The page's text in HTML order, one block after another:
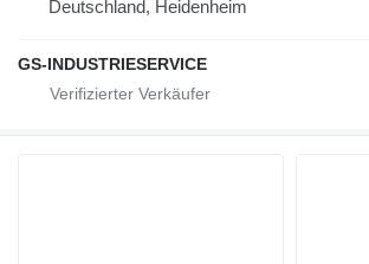
Deutschland, Heidenheim
GS-INDUSTRIESERVICE